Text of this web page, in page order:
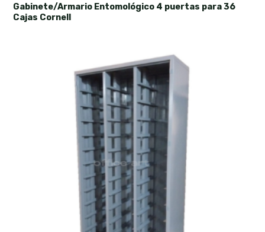
Gabinete/Armario Entomológico 4 puertas para 36
Cajas Cornell